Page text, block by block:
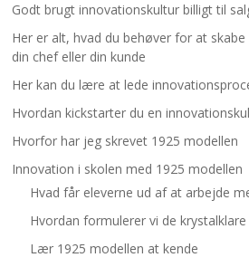
Godt brugt innovationskultur billigt til
Her er alt, hvad du behøver for at
din chef eller din kunde
Her kan du lære at lede
Hvordan kickstarter du en
Hvorfor har jeg skrevet 1925 modellen
Innovation i skolen med 1925 modellen
Hvad får eleverne ud af at arbejde
Hvordan formulerer vi de
Lær 1925 modellen at kende